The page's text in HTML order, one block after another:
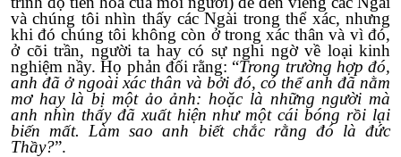
và chúng tôi nhìn thấy các Ngài trong thể xác, nhưng
khi đó chúng tôi không còn ở trong xác thân và vì đó,
ở cõi trần, người ta hay có sự nghi ngờ về loại kinh
nghiệm nầy. Họ phản đối rằng: “Trong trường hợp đó,
anh đã ở ngoài xác thân và bởi đó, có thể anh đã nằm
mơ hay là bị một ảo ảnh: hoặc là những người mà
anh nhìn thấy đã xuất hiện như một cái bóng rồi lại
biến mất. Làm sao anh biết chắc rằng đó là đức
Thầy?”.